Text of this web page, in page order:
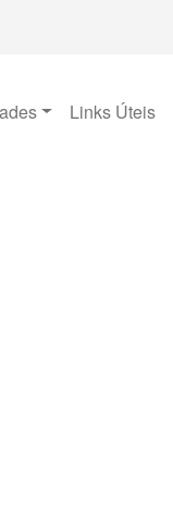
Links Úteis